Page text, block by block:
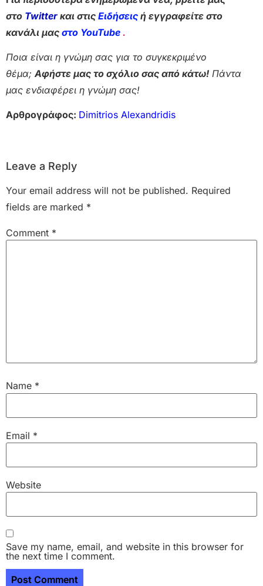
στο Twitter και στις Ειδήσεις ή εγγραφείτε στο
κανάλι μας στο YouTube .
Ποια είναι η γνώμη σας για το συγκεκριμένο
θέμα;Αφήστε μας το σχόλιο σας από κάτω! Πάντα
μας ενδιαφέρει η γνώμη σας!
Αρθρογράφος: Dimitrios Alexandridis
Leave a Reply
Your email address will not be published. Required
fields are marked *
Comment *
Name *
Email *
Website
Save my name, email, and website in this browser for
the next time I comment.